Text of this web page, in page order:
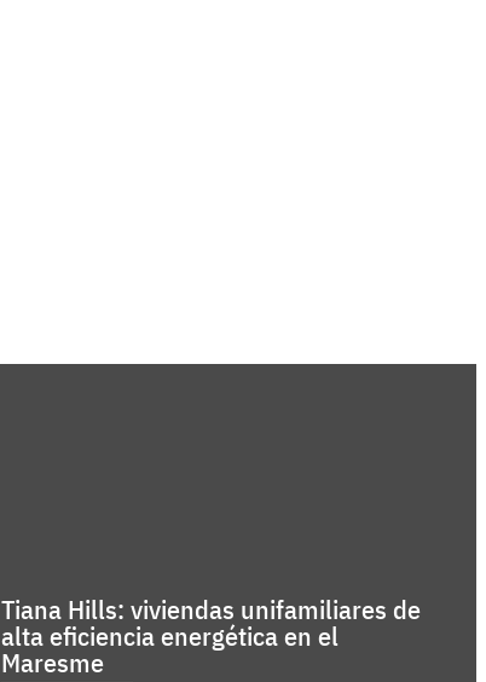
Tiana Hills: viviendas unifamiliares de
alta eficiencia energética en el
Maresme